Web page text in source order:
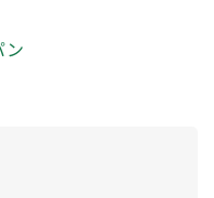
ン